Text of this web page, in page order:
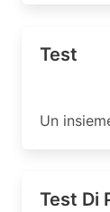
Test
Un
Test Di